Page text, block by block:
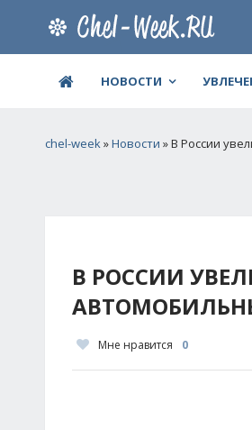
НОВОСТИ
chel-week»Новости » В России
В РОССИИ
Мне нравится 0